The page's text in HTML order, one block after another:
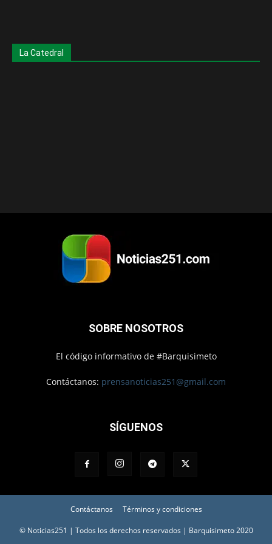
La Catedral
SOBRE NOSOTROS
El código informativo de #Barquisimeto
Contáctanos: prensanoticias251@gmail.com
SÍGUENOS
Contáctanos Términos y condiciones
© Noticias251 | Todos los derechos reservados | Barquisimeto 2020